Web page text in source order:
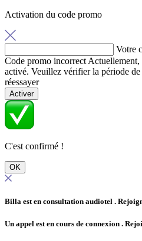
Activation du code promo
Votre
Code promo incorrect Actuellement,
activé. Veuillez vérifier la période
réessayer
Activer
C'est confirmé !
OK
Billa est en consultation audiotel .
Un appel est en cours de connexion .